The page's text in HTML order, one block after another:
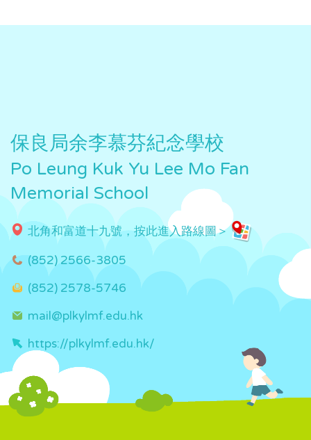
保良局余李慕芬紀念學校
Po Leung Kuk Yu Lee Mo Fan
Memorial School
北角和富道十九號，按此進入路線圖＞
(852) 2566-3805
(852) 2578-5746
mail@plkylmf.edu.hk
https://plkylmf.edu.hk/